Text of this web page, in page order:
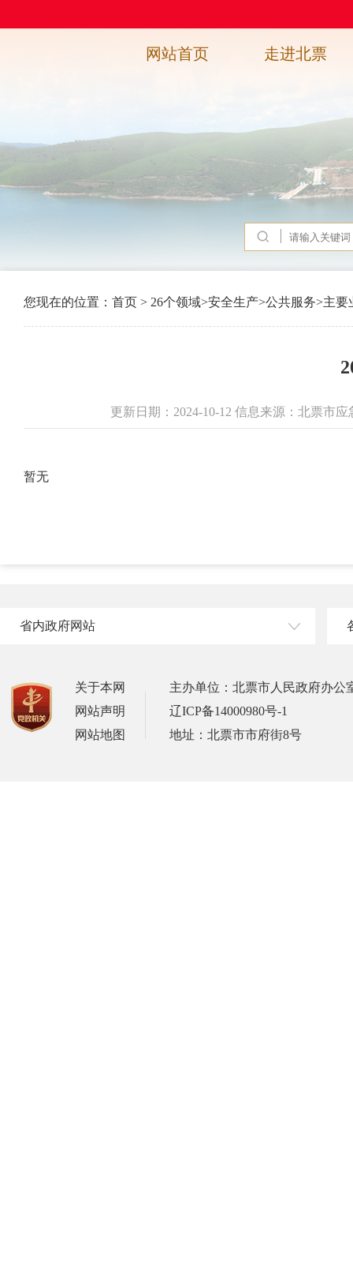
网站首页 走进北票
您现在的位置： 首页 > 26个领域>安全生产>公共服务>主要
更新日期：2024-10-12 信息来源：北票市
暂无
省内政府网站
关于本网
网站声明
网站地图
主办单位：北票市人民政府办公
辽ICP备14000980号-1
地址：北票市市府街8号